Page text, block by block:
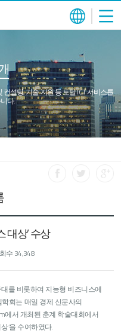
설팅, 기술 지원 등 토탈 ICT 서비스를
다.
대상’ 수상
수 34,348
를 비롯하여 지능형 비즈니스에
회는 매일 경제 신문사의
에서 개최된 춘계 학술대회에서
’을 수여하였다.